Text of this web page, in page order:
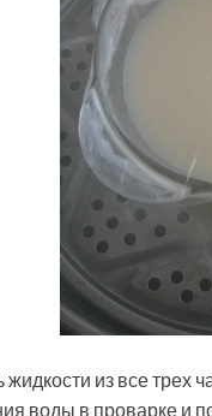
из все трех
воды в проварке и